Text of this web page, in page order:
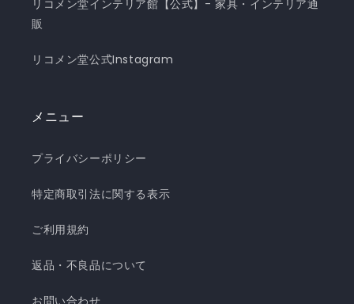
リコメン堂インテリア館【公式】- 家具・インテリア通
販
リコメン堂公式Instagram
メニュー
プライバシーポリシー
特定商取引法に関する表示
ご利用規約
返品・不良品について
お問い合わせ